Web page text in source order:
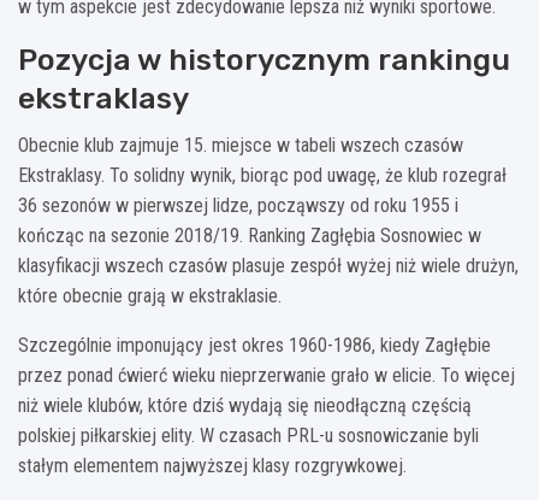
w tym aspekcie jest zdecydowanie lepsza niż wyniki sportowe.
Pozycja w historycznym rankingu
ekstraklasy
Obecnie klub zajmuje 15. miejsce w tabeli wszech czasów
Ekstraklasy. To solidny wynik, biorąc pod uwagę, że klub rozegrał
36 sezonów w pierwszej lidze, począwszy od roku 1955 i
kończąc na sezonie 2018/19. Ranking Zagłębia Sosnowiec w
klasyfikacji wszech czasów plasuje zespół wyżej niż wiele drużyn,
które obecnie grają w ekstraklasie.
Szczególnie imponujący jest okres 1960-1986, kiedy Zagłębie
przez ponad ćwierć wieku nieprzerwanie grało w elicie. To więcej
niż wiele klubów, które dziś wydają się nieodłączną częścią
polskiej piłkarskiej elity. W czasach PRL-u sosnowiczanie byli
stałym elementem najwyższej klasy rozgrywkowej.